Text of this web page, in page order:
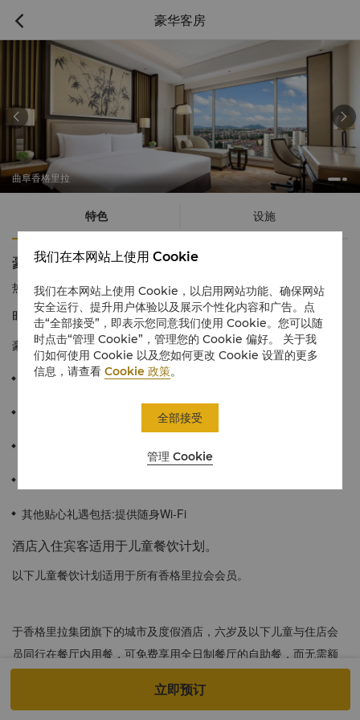
 豪华客房
曲阜香格里拉
 
特色 设施
豪华客房
热线电话 1 866 565 5050
时尚奢华 放松舒适
豪华客房装饰优雅，为您提供宽敞的下榻空间。
≈42平方米/452平方英尺
可饱览城市风光，远眺孔子出生地-尼山
其他贴心礼遇包括:提供随身Wi-Fi
酒店入住宾客适用于儿童餐饮计划。
以下儿童餐饮计划适用于所有香格里拉会会员。
于香格里拉集团旗下的城市及度假酒店，六岁及以下儿童与住店会
员同行在餐厅内用餐，可免费享用全日制餐厅的自助餐，而无需额
过两名以上的6岁及以下儿童，以及所有6岁以上至12岁以下的儿
立即预订
我们在本网站上使用 Cookie
我们在本网站上使用 Cookie，以启用网站功能、确保网站
安全运行、提升用户体验以及展示个性化内容和广告。点
击“全部接受”，即表示您同意我们使用 Cookie。您可以随
时点击“管理 Cookie”，管理您的 Cookie 偏好。 关于我
们如何使用 Cookie 以及您如何更改 Cookie 设置的更多
信息，请查看Cookie 政策。
管理 Cookie
全部接受